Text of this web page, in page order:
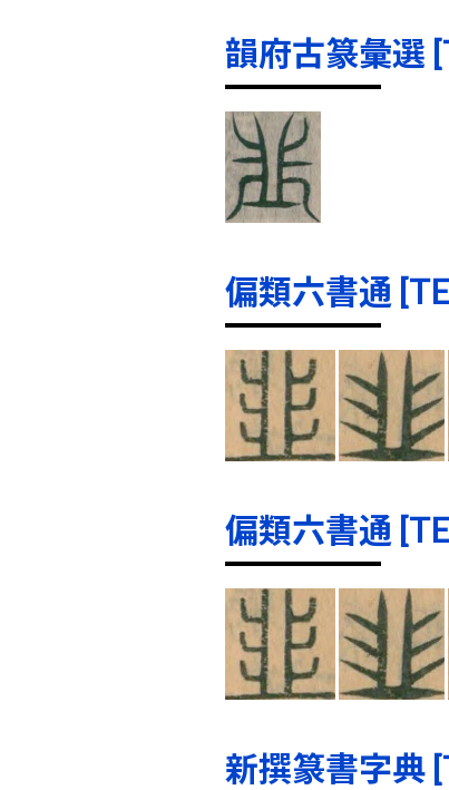
韻府古篆彙選
偏類六書通
偏類六書通
新撰篆書字典